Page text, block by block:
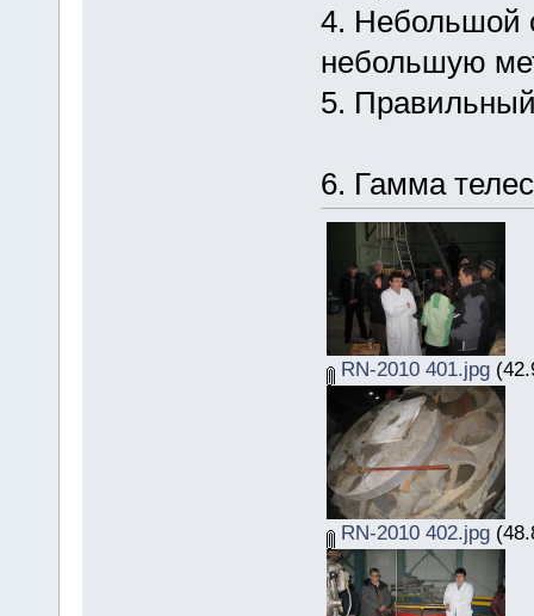
4. Небольшой
небольшую
5.
6. Гамма
RN-2010 401.jpg
RN-2010 402.jpg